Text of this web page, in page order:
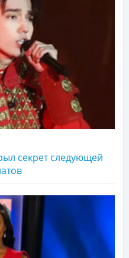
секрет следующей